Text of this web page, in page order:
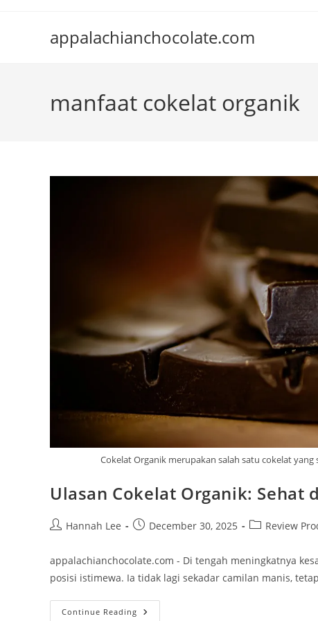
appalachianchocolate.com
manfaat cokelat organik
Cokelat Organik merupakan salah satu cokelat
Ulasan Cokelat Organik: Sehat
PostHannah Lee
PostDecember 30, 2025
PostReview
appalachianchocolate.com - Di tengah meningkatnya
posisi istimewa. Ia tidak lagi sekadar camilan manis,
Continue Reading Ulasan